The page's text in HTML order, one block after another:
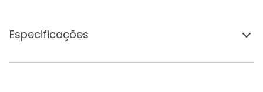
Especificações